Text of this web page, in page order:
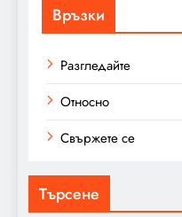
Връзки
Разгледайте
Относно
Свържете се
Търсене